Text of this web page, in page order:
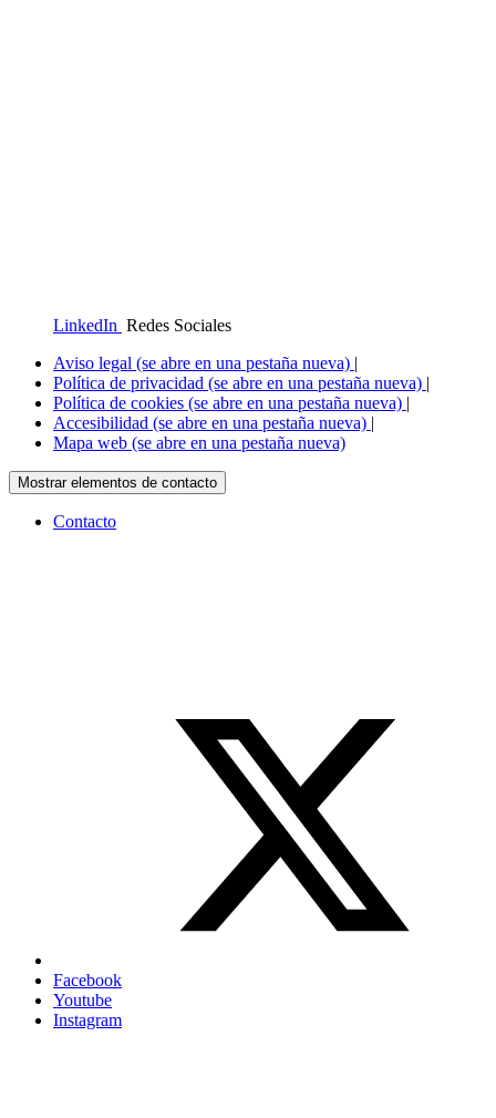
LinkedIn Redes Sociales
Aviso legal (se abre en una pestaña nueva) |
Política de privacidad (se abre en una pestaña nueva) |
Política de cookies (se abre en una pestaña nueva) |
Accesibilidad (se abre en una pestaña nueva) |
Mapa web (se abre en una pestaña nueva)
Mostrar elementos de contacto
Contacto
Facebook
Youtube
Instagram